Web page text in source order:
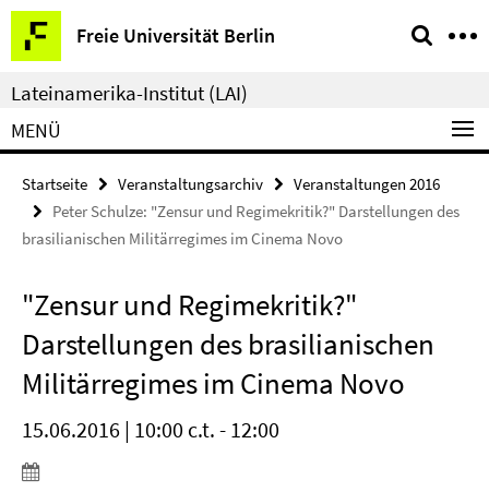
Springe
direkt
zu
Inhalt
Freie Universität Berlin
Service-
Navigation
Lateinamerika-Institut (LAI)
MENÜ
Startseite Veranstaltungsarchiv
Veranstaltungen 2016
Peter Schulze: "Zensur und Regimekritik?" Darstellungen des
brasilianischen Militärregimes im Cinema Novo
"Zensur und Regimekritik?"
Darstellungen des brasilianischen
Militärregimes im Cinema Novo
15.06.2016 | 10:00 c.t. - 12:00